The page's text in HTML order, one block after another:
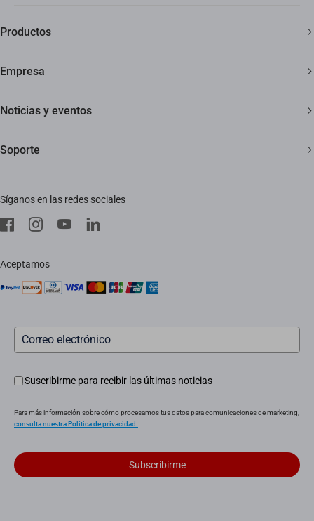
Productos
Empresa
Trust Center
Noticias y eventos
Soporte
Descargar
Servicio in situ
Instaladores
Servicio posventa
Síganos en las redes sociales
Aceptamos
Suscribirme para recibir las últimas noticias
Para más información sobre cómo procesamos tus datos para comunicaciones de marketing,
consulta nuestra Política de privacidad.
Subscribirme